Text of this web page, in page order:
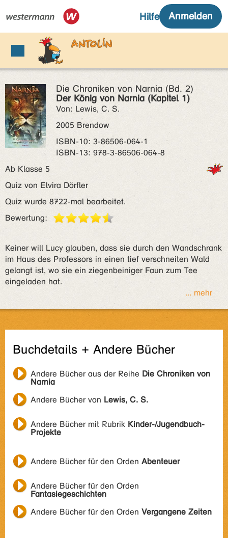
Die Chroniken von Narnia (Bd. 2)
Der König von Narnia (Kapitel 1)
Von: Lewis, C. S.
2005 Brendow
ISBN‑10: 3-86506-064-1
ISBN‑13: 978-3-86506-064-8
Ab Klasse 5
Quiz von Elvira Dörfler
Quiz wurde 8722-mal bearbeitet.
Bewertung:
Keiner will Lucy glauben, dass sie durch den Wandschrank
im Haus des Professors in einen tief verschneiten Wald
gelangt ist, wo sie ein ziegenbeiniger Faun zum Tee
eingeladen hat.
... mehr
Buchdetails + Andere Bücher
Andere Bücher aus der Reihe Die Chroniken von
Narnia
Andere Bücher von Lewis, C. S.
Andere Bücher mit Rubrik Kinder-/Jugendbuch-
Projekte
Andere Bücher für den Orden Abenteuer
Andere Bücher für den Orden
Fantasiegeschichten
Andere Bücher für den Orden Vergangene Zeiten